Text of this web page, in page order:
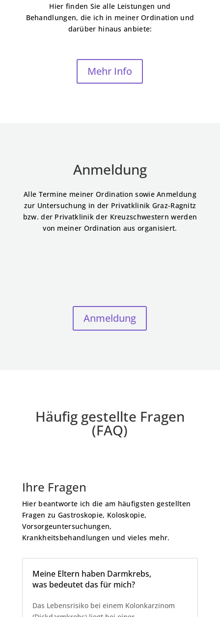
Hier finden Sie alle Leistungen und
Behandlungen, die ich in meiner Ordination und
darüber hinaus anbiete:
Mehr Info
Anmeldung
Alle Termine meiner Ordination sowie Anmeldung
zur Untersuchung in der Privatklinik Graz-Ragnitz
bzw. der Privatklinik der Kreuzschwestern werden
von meiner Ordination aus organisiert.
Anmeldung
Häufig gestellte Fragen
(FAQ)
Ihre Fragen
Hier beantworte ich die am häufigsten gestellten
Fragen zu Gastroskopie, Koloskopie,
Vorsorgeuntersuchungen,
Krankheitsbehandlungen und vieles mehr.
Meine Eltern haben Darmkrebs,
was bedeutet das für mich?
Das Lebensrisiko bei einem Kolonkarzinom